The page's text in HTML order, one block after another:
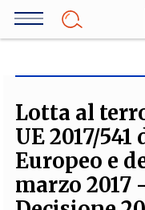
Salta
Lotta al
UE 2017/
Europeo e
marzo 2017